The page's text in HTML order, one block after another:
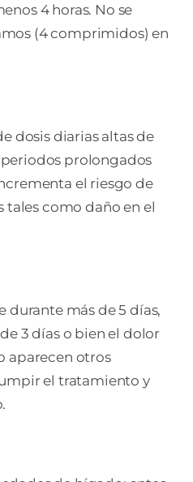
4 horas. No se
(4 comprimidos) en
dosis diarias altas de
prolongados
el riesgo de
tales como daño en el
durante más de 5 días,
3 días o bien el dolor
aparecen otros
el tratamiento y